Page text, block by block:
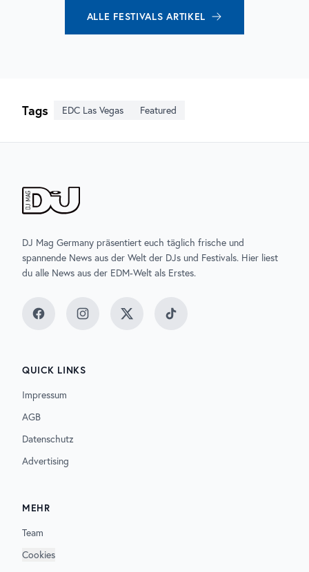
ALLE FESTIVALS ARTIKEL
Tags EDC Las Vegas Featured
DJ Mag Germany präsentiert euch täglich frische und
spannende News aus der Welt der DJs und Festivals. Hier liest
du alle News aus der EDM-Welt als Erstes.
FacebookInstagramTwitter TikTok
QUICK LINKS
Impressum
AGB
Datenschutz
Advertising
MEHR
Team
Cookies